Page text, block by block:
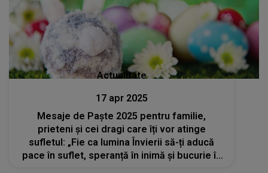
Actualitate
17 apr 2025
Mesaje de Paște 2025 pentru familie,
prieteni și cei dragi care îți vor atinge
sufletul: „Fie ca lumina Învierii să-ți aducă
pace în suflet, speranță în inimă și bucurie în